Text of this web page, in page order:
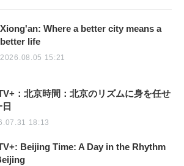
Xiong'an: Where a better city means a
better life
2026.08.05 15:21
：北京時間：北京のリズムに身を任せ
18:13
Beijing Time: A Day in the Rhythm